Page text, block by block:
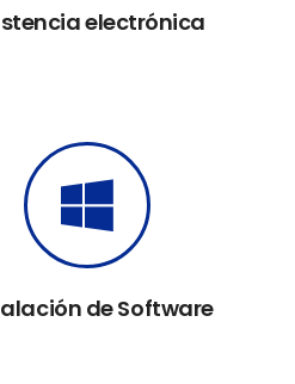
electrónica
de Software